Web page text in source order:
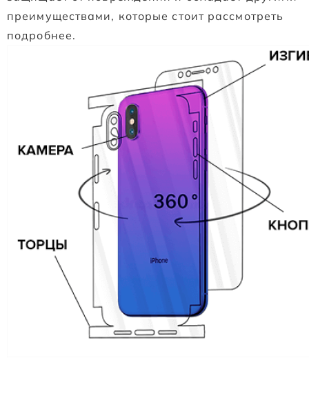
преимуществами, которые стоит рассмотреть
подробнее.